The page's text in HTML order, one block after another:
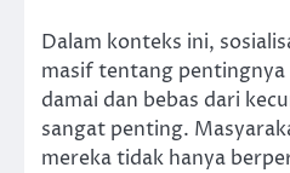
Dalam konteks ini,
masif tentang pentingnya
damai dan bebas dari
sangat penting.
mereka tidak hanya